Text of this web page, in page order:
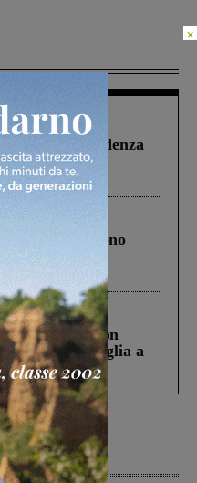
2026
oltre la scadenza
d’Italia: “Un
in cui morirono
schianto, il
fra tir....
di Castiglion
ucciso la figlia a
×